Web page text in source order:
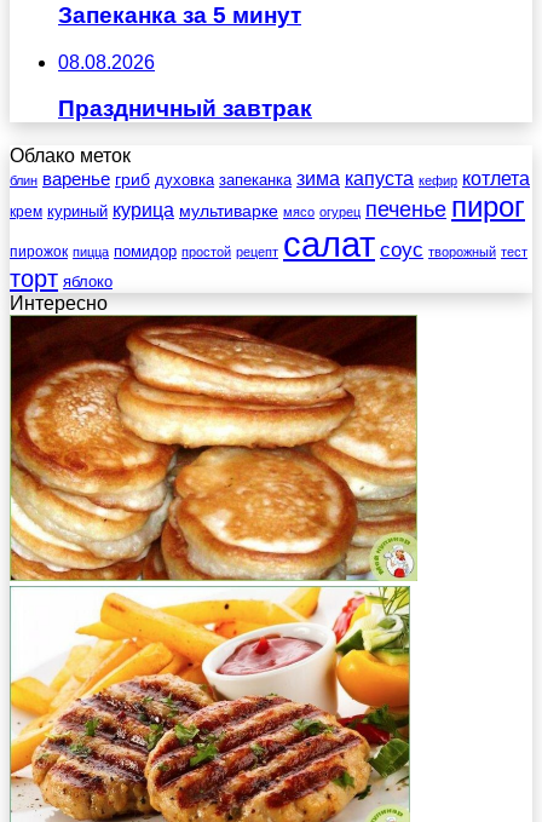
Запеканка за 5 минут
08.08.2026
Праздничный завтрак
Облако меток
блин варенье гриб духовка запеканка зима капуста кефир котлета
крем куриный курица мультиварке мясо огурец печенье пирог
пирожок пицца помидор простой рецепт салат соус творожный тест
торт яблоко
Интересно